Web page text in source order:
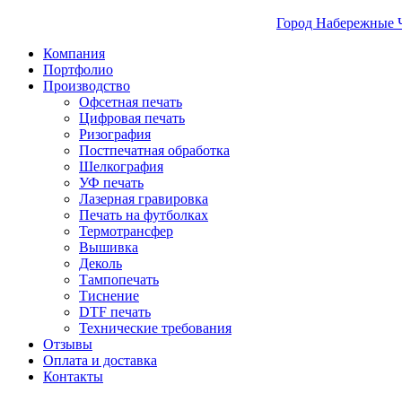
Город Набережные
Компания
Портфолио
Производство
Офсетная печать
Цифровая печать
Ризография
Постпечатная обработка
Шелкография
УФ печать
Лазерная гравировка
Печать на футболках
Термотрансфер
Вышивка
Деколь
Тампопечать
Тиснение
DTF печать
Технические требования
Отзывы
Оплата и доставка
Контакты